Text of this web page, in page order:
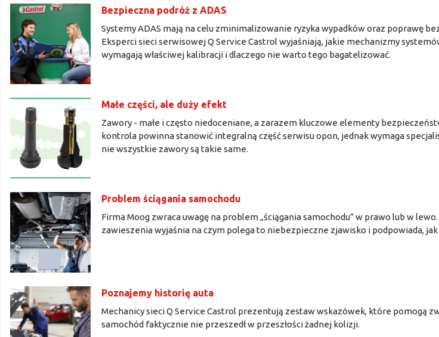
Bezpieczna podróż z ADAS
Systemy ADAS mają na celu zminimalizowanie ryzyka wypadków oraz poprawę
Eksperci sieci serwisowej Q Service Castrol wyjaśniają, jakie mechanizmy
wymagają właściwej kalibracji i dlaczego nie warto tego bagatelizować.
Małe części, ale duży efekt
Zawory - małe i często niedoceniane, a zarazem kluczowe elementy
kontrola powinna stanowić integralną część serwisu opon, jednak wymaga
nie wszystkie zawory są takie same.
Problem ściągania samochodu
Firma Moog zwraca uwagę na problem „ściągania samochodu” w prawo lub w
zawieszenia wyjaśnia na czym polega to niebezpieczne zjawisko i podpowiada,
Poznajemy historię auta
Mechanicy sieci Q Service Castrol prezentują zestaw wskazówek, które pomogą
samochód faktycznie nie przeszedł w przeszłości żadnej kolizji.